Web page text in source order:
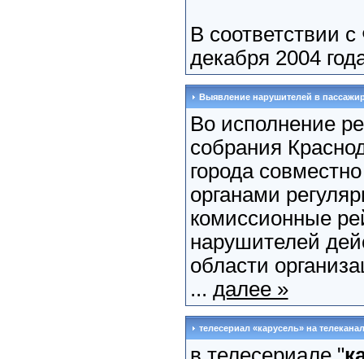
В соответствии
декабря 2004
Выявление нарушителей в
Во исполнение
собрания
города
органами
комиссионные
нарушителей
области
... далее »
телесериал «карусель» на